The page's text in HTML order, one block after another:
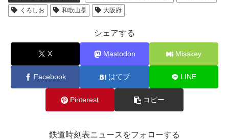
くろしお
和歌山県 大阪府
シェアする
X Mastodon Misskey
Facebook はてブ LINE
Pinterest コピー
鉄道時刻表ニュースをフォローする